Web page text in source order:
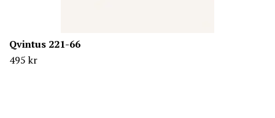
Qvintus 221-66
495 kr